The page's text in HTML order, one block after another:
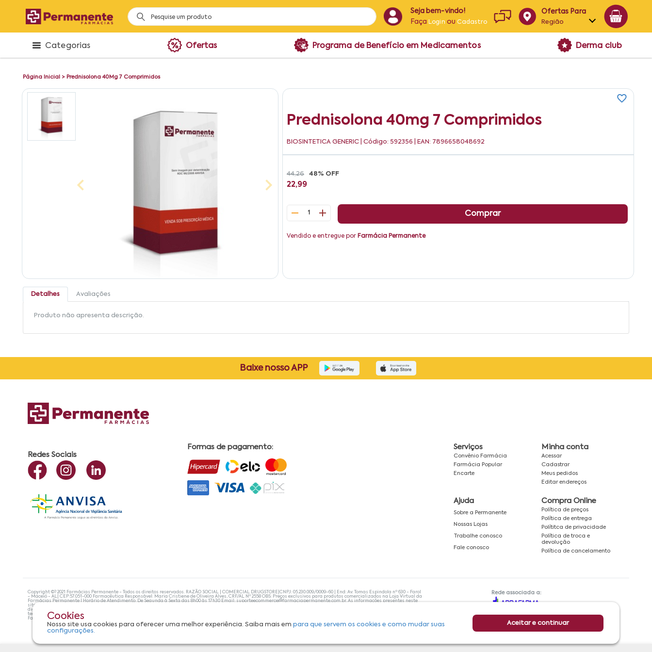
Seja bem-vindo!
Faça Login ouCadastro
Ofertas Para
Região
Alagoas
Categorias Ofertas Programa de Benefício em Medicamentos Derma club
Página Inicial > Prednisolona 40Mg 7 Comprimidos
Prednisolona 40mg 7 Comprimidos
BIOSINTETICA GENERIC | Código: 592356 | EAN: 7896658048692
44,26 48% OFF
22,99
1 Comprar
Vendido e entregue por Farmácia Permanente
Detalhes Avaliações
Produto não apresenta descrição.
Cookies
Nosso site usa cookies para oferecer uma melhor experiência. Saiba mais empara que servem os cookies e como mudar suas
configurações.
Aceitar e continuar
Baixe nosso APP
Redes Sociais
Formas de pagamento: Serviços
Convênio Farmácia
Farmácia Popular
Encarte
Minha conta
Acessar
Cadastrar
Meus pedidos
Editar endereços
Ajuda
Sobre a Permanente
Nossas Lojas
Trabalhe conosco
Fale conosco
Compra Online
Política de preços
Política de entrega
Polítitca de privacidade
Política de troca e
devolução
Política de cancelamento
Copyright ©? 2021 Farmácias Permanente - Todos os direitos reservados. RAZÃO SOCIAL | COMERCIAL DRUGSTORE|CNPJ: 05.230.009/0009-60 | End: Av. Tomas Espindola nº 630 - Farol
- Maceió - AL| CEP:57.051-000 Farmacêutica Responsável: Maria Cristiene de Oliveira Alves, CRF/AL Nº 2558 OBS: Preços exclusivos para produtos comercializados na Loja Virtual da
Farmácias Permanente | Horário de Atendimento: De Segunda à Sexta das 8h00 às 17h30 Email: suporteecommerce@farmaciapermanente.com.br. As informações presentes neste
site não devem ser utilizadas para automedicação e, de forma alguma, substituem as orientações de um profissional da área médica. Apenas o médico está capacitado para
diagnosticar problemas de saúde e prescrever o tratamento adequado. Se os sintomas persistirem, um médico deve ser consultado. A Farmácia Permanente trabalha com as
tecnologias mais avançadas de proteção de dados, para que você possa realizar suas compras com tranquilidade. A privacidade e a segurança dos clientes são compromissos da
Farmácias Permanente. Todos os pedidos efetuados estão sujeitos à confirmação da disponibilidade de produto em nosso estoque.
Rede associada a: